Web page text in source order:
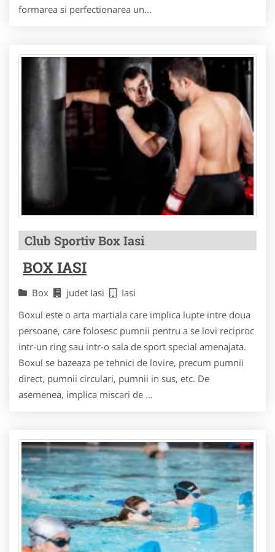
formarea si perfectionarea un...
Club Sportiv Box Iasi
BOX IASI
Box judet Iasi
Iasi
Boxul este o arta martiala care implica lupte intre doua
persoane, care folosesc pumnii pentru a se lovi reciproc
intr-un ring sau intr-o sala de sport special amenajata.
Boxul se bazeaza pe tehnici de lovire, precum pumnii
direct, pumnii circulari, pumnii in sus, etc. De
asemenea, implica miscari de ...